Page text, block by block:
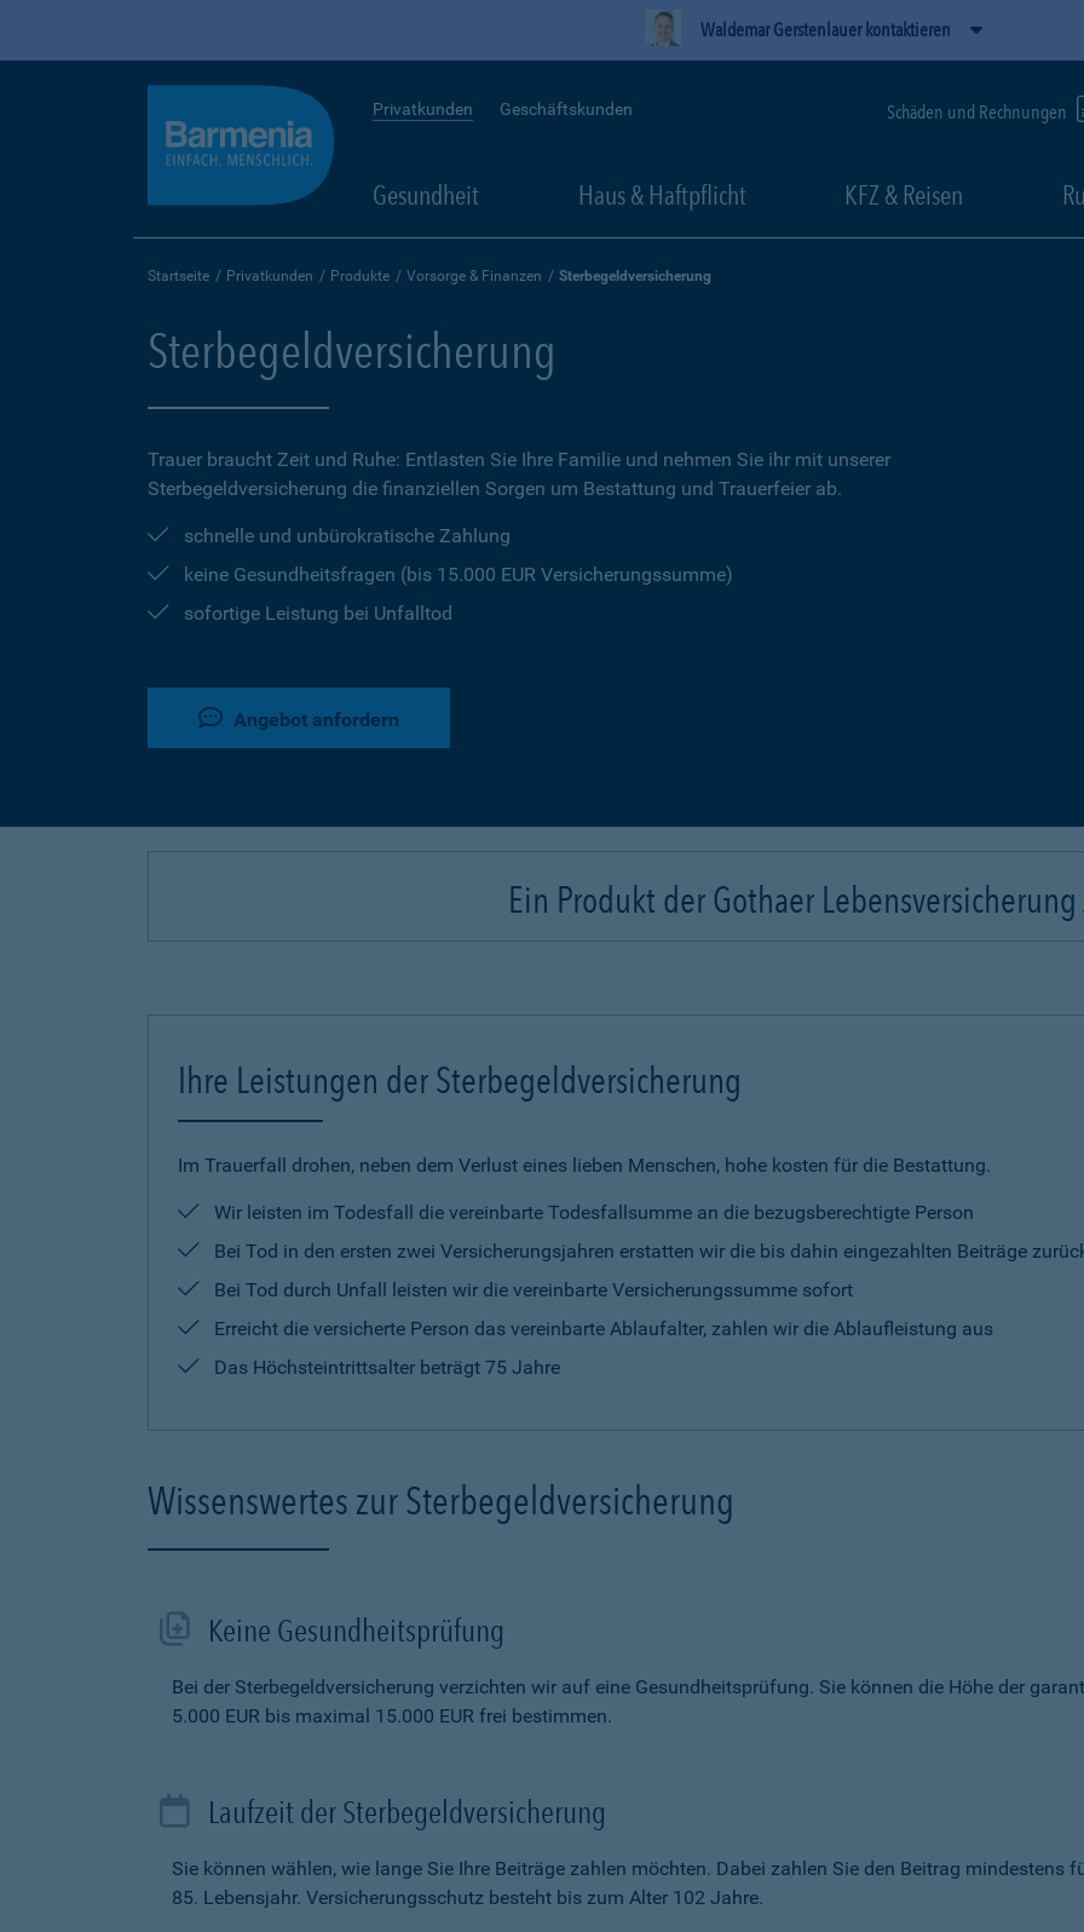
Waldemar Gerstenlauer kontaktieren
Privatkunden Geschäftskunden Schäden und Rechnungen
Gesundheit Haus & Haftpflicht KFZ & Reisen
Startseite Privatkunden Produkte Vorsorge & Finanzen Sterbegeldversicherung
Sterbegeldversicherung
Trauer braucht Zeit und Ruhe: Entlasten Sie Ihre Familie und nehmen Sie ihr mit unserer
Sterbegeldversicherung die finanziellen Sorgen um Bestattung und Trauerfeier ab.
schnelle und unbürokratische Zahlung
keine Gesundheitsfragen (bis 15.000 EUR Versicherungssumme)
sofortige Leistung bei Unfalltod
Angebot anfordern
Ein Produkt der Gothaer Lebensversicherung
Ihre Leistungen der Sterbegeldversicherung
Im Trauerfall drohen, neben dem Verlust eines lieben Menschen, hohe kosten für die Bestattung.
Wir leisten im Todesfall die vereinbarte Todesfallsumme an die bezugsberechtigte Person
Bei Tod in den ersten zwei Versicherungsjahren erstatten wir die bis dahin eingezahlten Beiträge
Bei Tod durch Unfall leisten wir die vereinbarte Versicherungssumme sofort
Erreicht die versicherte Person das vereinbarte Ablaufalter, zahlen wir die Ablaufleistung aus
Das Höchsteintrittsalter beträgt 75 Jahre
Wissenswertes zur Sterbegeldversicherung
Keine Gesundheitsprüfung
Bei der Sterbegeldversicherung verzichten wir auf eine Gesundheitsprüfung. Sie können die Höhe der
5.000 EUR bis maximal 15.000 EUR frei bestimmen.
Laufzeit der Sterbegeldversicherung
Sie können wählen, wie lange Sie Ihre Beiträge zahlen möchten. Dabei zahlen Sie den Beitrag mindestens
85. Lebensjahr. Versicherungsschutz besteht bis zum Alter 102 Jahre.